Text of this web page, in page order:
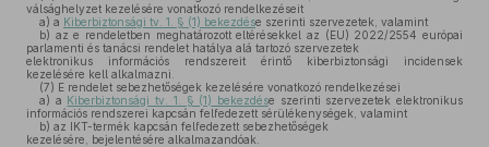
válsághelyzet kezelésére vonatkozó rendelkezéseit
a) a Kiberbiztonsági tv. 1. § (1) bekezdése szerinti szervezetek, valamint
b) az e rendeletben meghatározott eltérésekkel az (EU) 2022/2554 európai
parlamenti és tanácsi rendelet hatálya alá tartozó szervezetek
elektronikus információs rendszereit érintő kiberbiztonsági incidensek
kezelésére kell alkalmazni.
(7) E rendelet sebezhetőségek kezelésére vonatkozó rendelkezései
a) a Kiberbiztonsági tv. 1. § (1) bekezdése szerinti szervezetek elektronikus
információs rendszerei kapcsán felfedezett sérülékenységek, valamint
b) az IKT-termék kapcsán felfedezett sebezhetőségek
kezelésére, bejelentésére alkalmazandóak.